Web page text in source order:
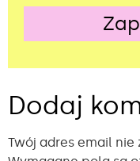
Dodaj
Twój adres email